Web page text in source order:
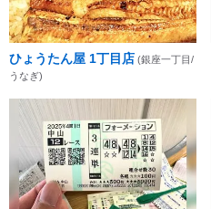
ひょうたん屋 1丁目店 (銀座一丁目/
うなぎ)